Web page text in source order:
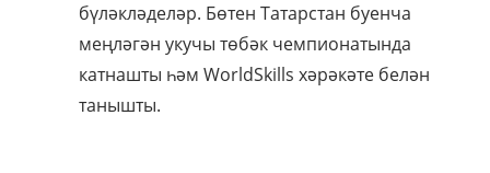
бүләкләделәр. Бөтен Татарстан буенча
меңләгән укучы төбәк чемпионатында
катнашты һәм WorldSkills хәрәкәте белән
танышты.